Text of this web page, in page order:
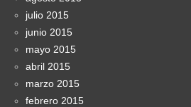
julio 2015
junio 2015
mayo 2015
abril 2015
marzo 2015
febrero 2015